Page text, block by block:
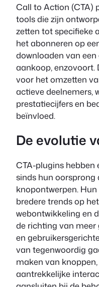
Call to Action (CTA)
tools die zijn
zetten tot specifieke
het abonneren op
downloaden van
aankoop, enzovoort.
voor het omzetten
actieve deelnemers,
prestatiecijfers en
beïnvloed.
De evolutie
CTA-plugins hebben
sinds hun oorsprong
knopontwerpen.
bredere trends op
webontwikkeling en
de richting van meer
en
van tegenwoordig
maken van
aantrekkelijke